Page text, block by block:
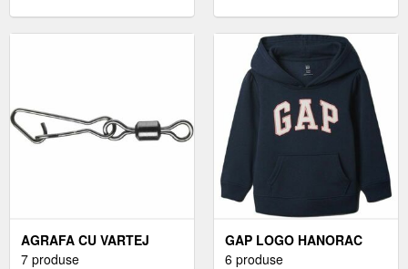
AGRAFA CU VARTEJ
10BUC/PLIC DAIWA
7 produse
GAP LOGO HANORAC
FETE, ALBASTRU ÎNCHIS,
6 produse